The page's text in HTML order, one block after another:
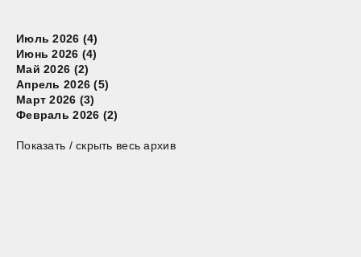
Июль 2026 (4)
Июнь 2026 (4)
Май 2026 (2)
Апрель 2026 (5)
Март 2026 (3)
Февраль 2026 (2)
Показать / скрыть весь архив